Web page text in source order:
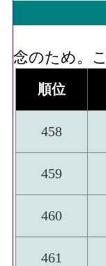
念のため。
順位
458
459
460
461